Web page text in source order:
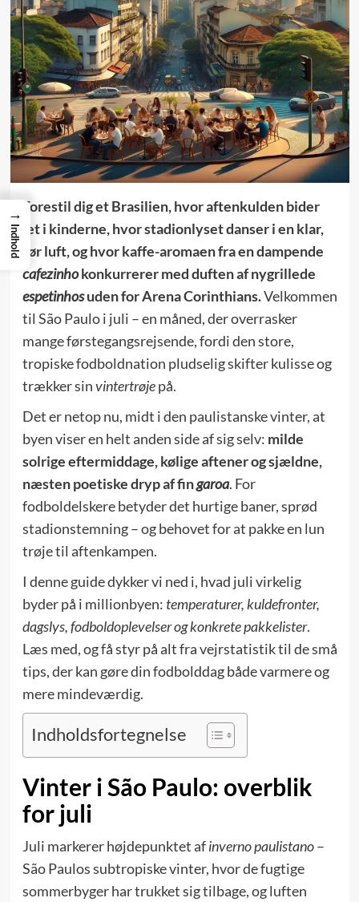
Forestil dig et Brasilien, hvor aftenkulden bider
let i kinderne, hvor stadionlyset danser i en klar,
tør luft, og hvor kaffe-aromaen fra en dampende
cafezinhokonkurrerer med duften af nygrillede
espetinhosuden for Arena Corinthians.Velkommen
til São Paulo i juli – en måned, der overrasker
mange førstegangsrejsende, fordi den store,
tropiske fodboldnation pludselig skifter kulisse og
trækker sinvintertrøjepå.
Det er netop nu, midt i den paulistanske vinter, at
byen viser en helt anden side af sig selv: milde
solrige eftermiddage, kølige aftener og sjældne,
næsten poetiske dryp af fingaroa. For
fodboldelskere betyder det hurtige baner, sprød
stadionstemning – og behovet for at pakke en lun
trøje til aftenkampen.
I denne guide dykker vi ned i, hvad juli virkelig
byder på i millionbyen: temperaturer, kuldefronter,
dagslys, fodboldoplevelser og konkrete pakkelister.
Læs med, og få styr på alt fra vejrstatistik til de små
tips, der kan gøre din fodbolddag både varmere og
mere mindeværdig.
Indholdsfortegnelse
Vinter i São Paulo: overblik
for juli
Juli markerer højdepunktet afinverno paulistano–
São Paulos subtropiske vinter, hvor de fugtige
sommerbyger har trukket sig tilbage, og luften
→
Indhold